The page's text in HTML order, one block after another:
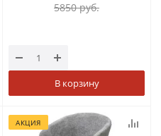
5850руб.
В корзину
АКЦИЯ